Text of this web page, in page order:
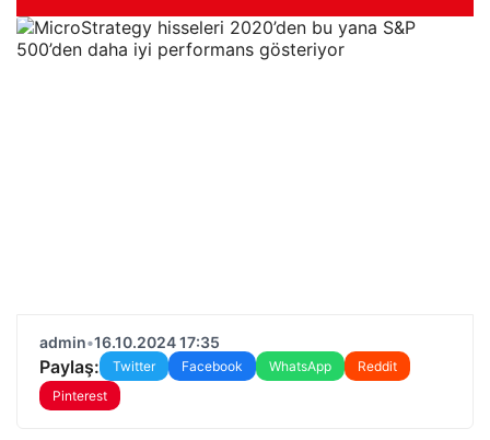
admin•16.10.2024 17:35
Paylaş: Twitter Facebook WhatsApp
Reddit
Pinterest